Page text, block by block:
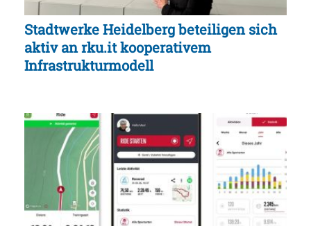
Stadtwerke Heidelberg beteiligen sich
aktiv an rku.it kooperativem
Infrastrukturmodell